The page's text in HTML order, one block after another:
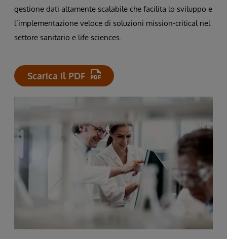
gestione dati altamente scalabile che facilita lo sviluppo e
l’implementazione veloce di soluzioni mission-critical nel
settore sanitario e life sciences.
Scarica il PDF